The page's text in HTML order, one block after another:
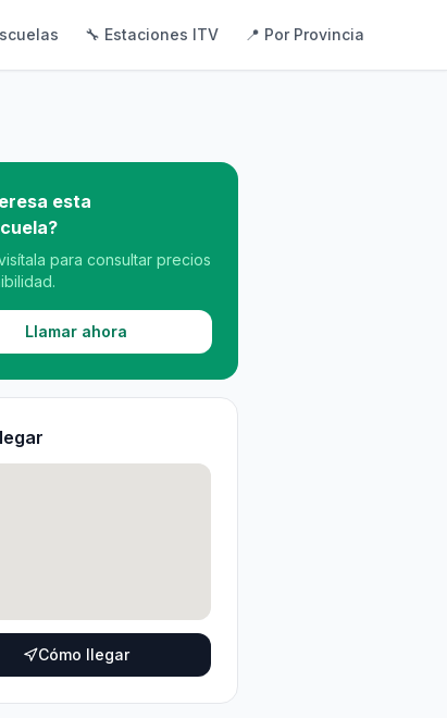
🔧 Estaciones ITV 📍 Por Provincia
esta
para consultar precios
Llamar ahora
Cómo llegar